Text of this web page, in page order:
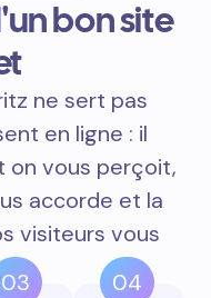
bon site
ne sert pas
en ligne : il
on vous perçoit,
accorde et la
visiteurs vous
03 04